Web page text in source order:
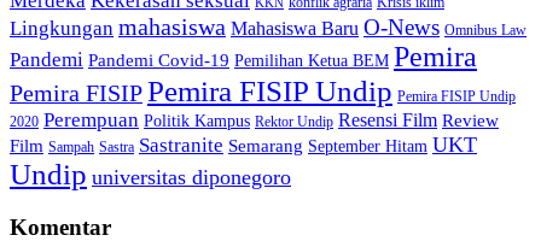
KKN
Lingkungan mahasiswa Mahasiswa Baru O-News Omnibus Law
Pandemi Pandemi Covid-19 Pemilihan Ketua BEM Pemira
Pemira FISIPPemira FISIP Undip Pemira FISIP Undip
2020 Perempuan Politik Kampus Rektor Undip Resensi Film Review
Film Sampah Sastra Sastranite Semarang September Hitam UKT
Undip universitas diponegoro
Komentar